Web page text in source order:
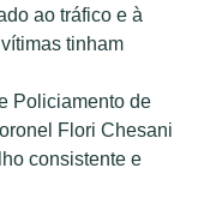
ao tráfico e à
tinham
Policiamento de
Flori Chesani
consistente e